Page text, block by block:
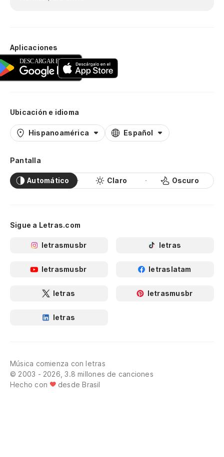
Aplicaciones
Ubicación e idioma
Hispanoamérica Español
Pantalla
Automático Claro Oscuro
Sigue a Letras.com
letrasmusbr letras
letrasmusbr letraslatam
letras letrasmusbr
letras
Música comienza con letras
© 2003 - 2026, 3.8 millones de canciones
Hecho con
desde Brasil